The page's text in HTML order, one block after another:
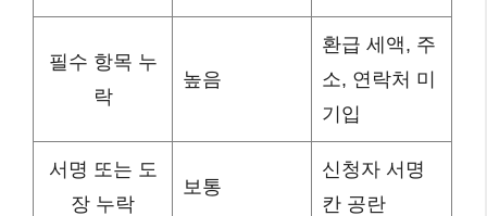
필수 항목 누
락
높음
환급 세액, 주
소, 연락처 미
기입
서명 또는 도
장 누락
보통
신청자 서명
칸 공란